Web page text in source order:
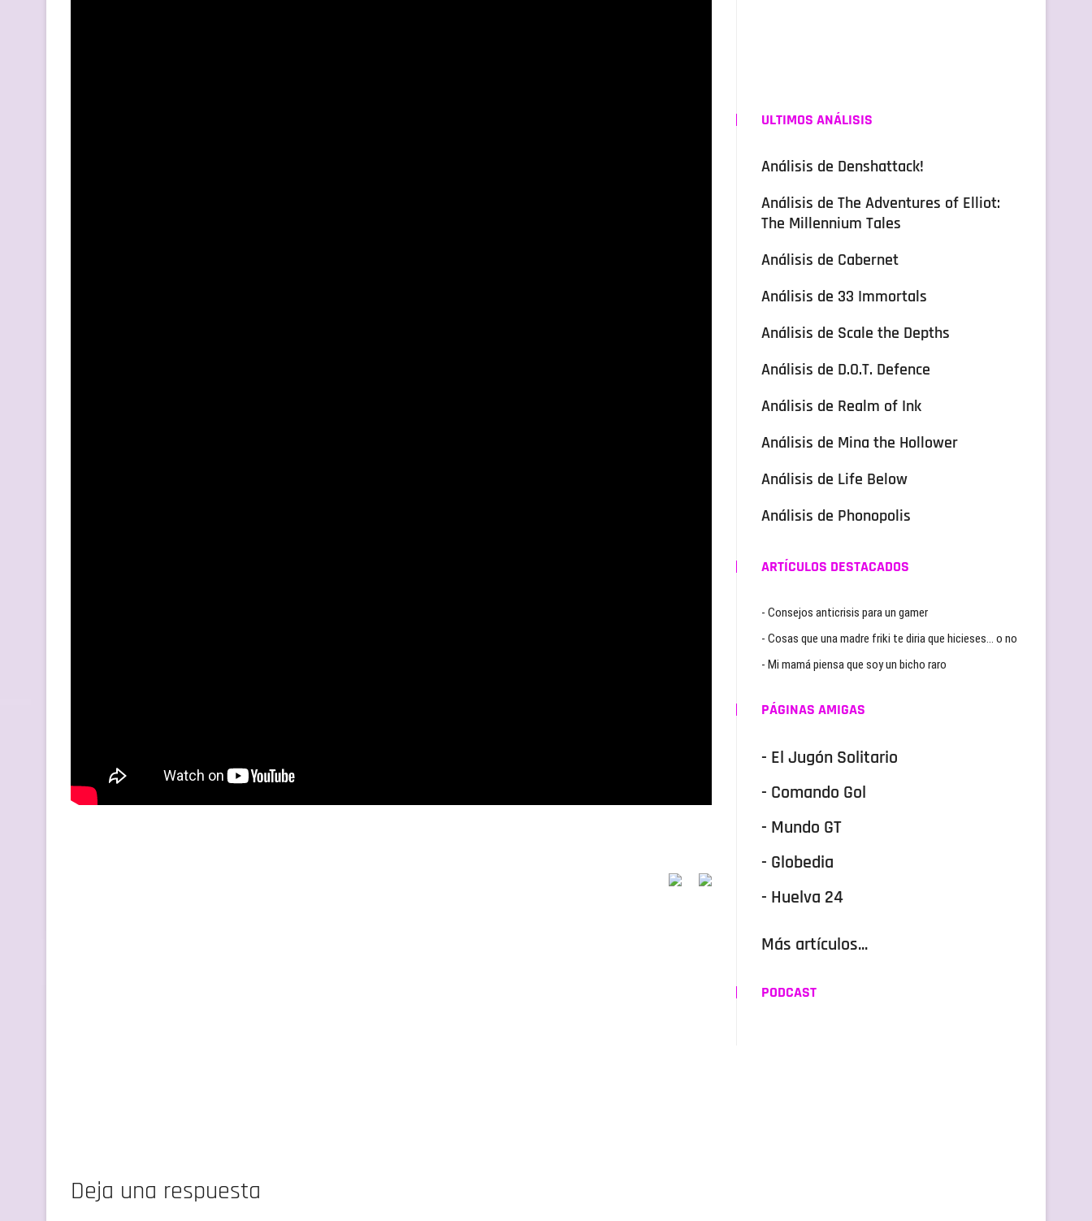
Deja una respuesta
ULTIMOS ANÁLISIS
Análisis de Denshattack!
Análisis de The Adventures of Elliot:
The Millennium Tales
Análisis de Cabernet
Análisis de 33 Immortals
Análisis de Scale the Depths
Análisis de D.O.T. Defence
Análisis de Realm of Ink
Análisis de Mina the Hollower
Análisis de Life Below
Análisis de Phonopolis
ARTÍCULOS DESTACADOS
- Consejos anticrisis para un gamer
- Cosas que una madre friki te diria que hicieses… o no
- Mi mamá piensa que soy un bicho raro
PÁGINAS AMIGAS
- El Jugón Solitario
- Comando Gol
- Mundo GT
- Globedia
- Huelva 24
Más artículos...
PODCAST